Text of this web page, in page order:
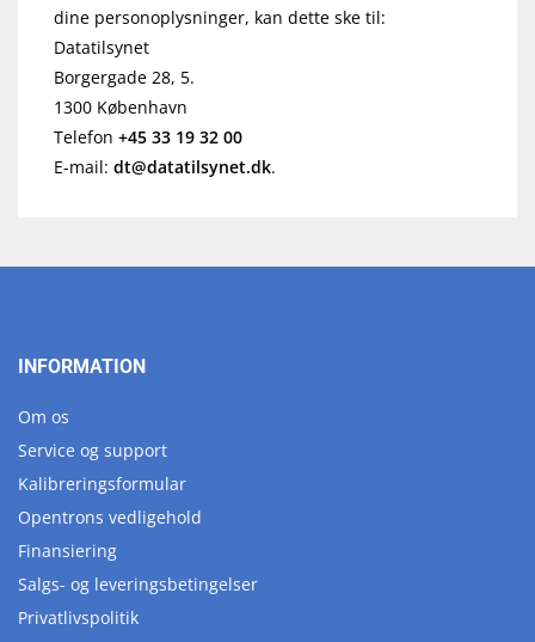
dine personoplysninger, kan dette ske til:
Datatilsynet
Borgergade 28, 5.
1300 København
Telefon +45 33 19 32 00
E-mail: dt@datatilsynet.dk.
INFORMATION
Om os
Service og support
Kalibreringsformular
Opentrons vedligehold
Finansiering
Salgs- og leveringsbetingelser
Privatlivspolitik